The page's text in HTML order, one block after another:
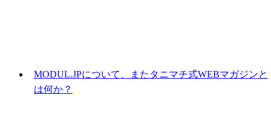
MODUL.JPについて、またタニマチ式WEBマガジンと
は何か？